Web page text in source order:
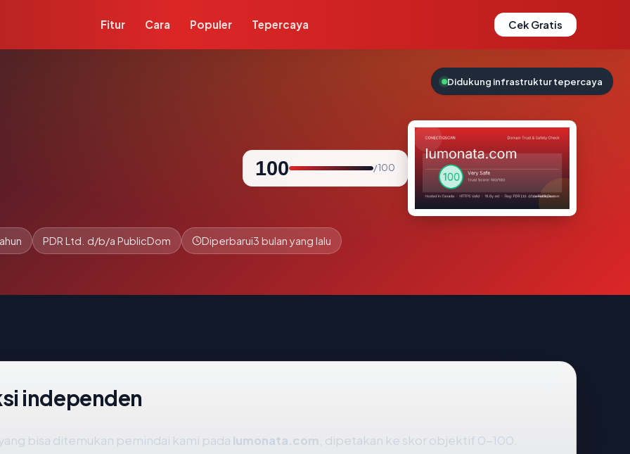
Fitur Cara Populer Tepercaya Cek Gratis
100 / 100
PDR Ltd. d/b/a PublicDom Diperbarui3 bulan yang lalu
independen
bisa ditemukan pemindai kami pada lumonata.com , dipetakan ke skor objektif 0-100.
Didukung infrastruktur tepercaya